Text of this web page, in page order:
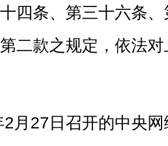
四条、第三十六条
二款之规定，依法
月27日召开的中央